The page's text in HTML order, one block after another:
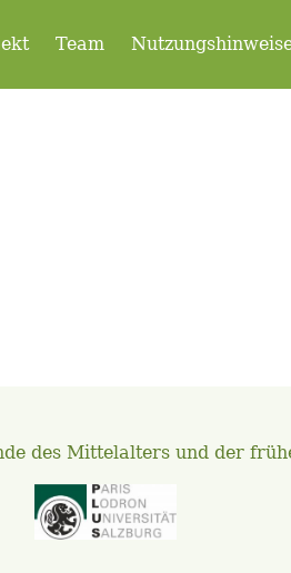
Team
des Mittelalters und der